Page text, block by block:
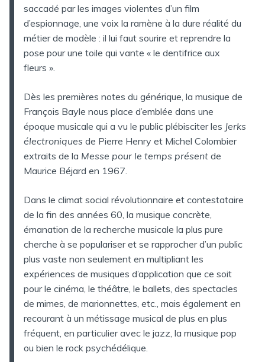
saccadé par les images violentes d’un film
d’espionnage, une voix la ramène à la dure réalité du
métier de modèle : il lui faut sourire et reprendre la
pose pour une toile qui vante « le dentifrice aux
fleurs ».
Dès les premières notes du générique, la musique de
François Bayle nous place d’emblée dans une
époque musicale qui a vu le public plébisciter les Jerks
électroniques de Pierre Henry et Michel Colombier
extraits de la Messe pour le temps présent de
Maurice Béjard en 1967.
Dans le climat social révolutionnaire et contestataire
de la fin des années 60, la musique concrète,
émanation de la recherche musicale la plus pure
cherche à se populariser et se rapprocher d’un public
plus vaste non seulement en multipliant les
expériences de musiques d’application que ce soit
pour le cinéma, le théâtre, le ballets, des spectacles
de mimes, de marionnettes, etc., mais également en
recourant à un métissage musical de plus en plus
fréquent, en particulier avec le jazz, la musique pop
ou bien le rock psychédélique.